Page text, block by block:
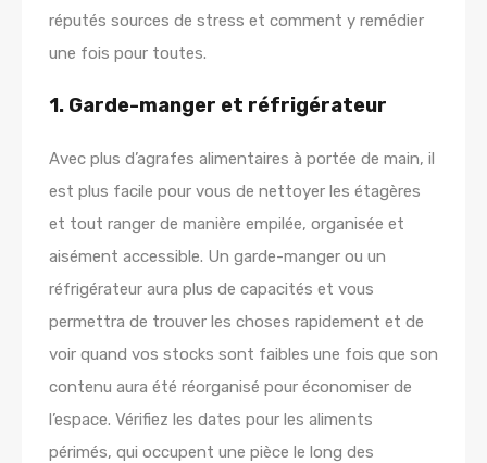
réputés sources de stress et comment y remédier
une fois pour toutes.
1. Garde-manger et réfrigérateur
Avec plus d’agrafes alimentaires à portée de main, il
est plus facile pour vous de nettoyer les étagères
et tout ranger de manière empilée, organisée et
aisément accessible. Un garde-manger ou un
réfrigérateur aura plus de capacités et vous
permettra de trouver les choses rapidement et de
voir quand vos stocks sont faibles une fois que son
contenu aura été réorganisé pour économiser de
l’espace. Vérifiez les dates pour les aliments
périmés, qui occupent une pièce le long des